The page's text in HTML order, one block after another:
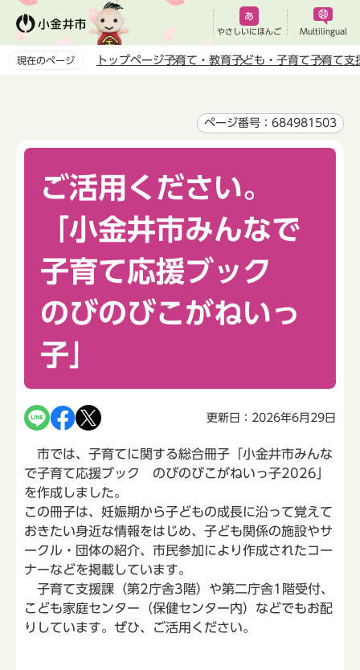
ペ
やさしいにほんご Multilingual
現在のページ トップページ子育て・教育子ども・子育て子育て支
ページ番号：684981503
ご活用ください。
「小金井市みんなで
子育て応援ブック
のびのびこがねいっ
子」
更新日：2026年6月29日
市では、子育てに関する総合冊子「小金井市みんな
で子育て応援ブック のびのびこがねいっ子2026」
を作成しました。
この冊子は、妊娠期から子どもの成長に沿って覚えて
おきたい身近な情報をはじめ、子ども関係の施設やサ
ークル・団体の紹介、市民参加により作成されたコー
ナーなどを掲載しています。
子育て支援課（第2庁舎3階）や第二庁舎1階受付、
こども家庭センター（保健センター内）などでもお配
りしています。ぜひ、ご活用ください。